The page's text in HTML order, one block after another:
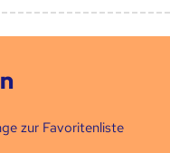
zur Favoritenliste